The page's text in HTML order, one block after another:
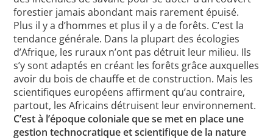
forestier jamais abondant mais rarement épuisé.
Plus il y a d’hommes et plus il y a de forêts. C’est la
tendance générale. Dans la plupart des écologies
d’Afrique, les ruraux n’ont pas détruit leur milieu. Ils
s’y sont adaptés en créant les forêts grâce auxquelles
avoir du bois de chauffe et de construction. Mais les
scientifiques européens affirment qu’au contraire,
partout, les Africains détruisent leur environnement.
C’est à l’époque coloniale que se met en place une
gestion technocratique et scientifique de la nature